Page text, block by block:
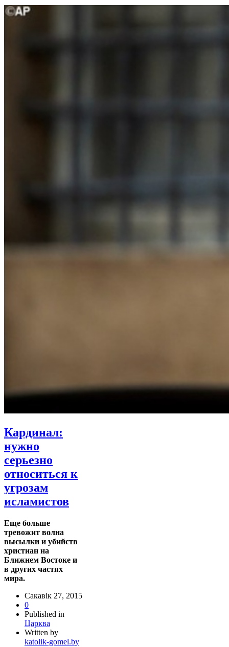
Кардинал:
нужно
серьезно
относиться к
угрозам
исламистов
Еще больше
тревожит волна
высылки и убийств
христиан на
Ближнем Востоке и
в других частях
мира.
Сакавік 27, 2015
0
Published in
Царква
Written by
katolik-gomel.by